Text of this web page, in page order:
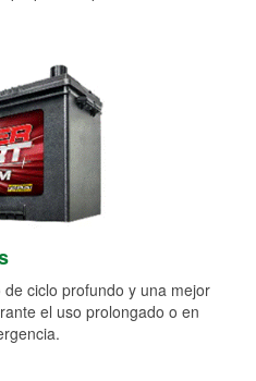
ciclo profundo y una mejor
el uso prolongado o en